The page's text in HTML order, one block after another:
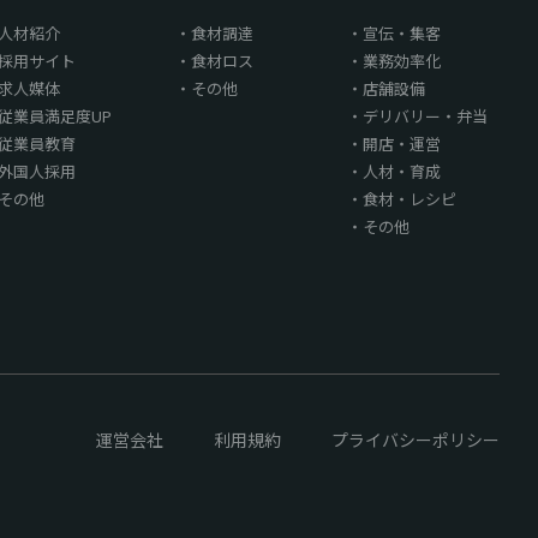
人材紹介
用サイト
求人媒体
業員満足度UP
業員教育
国人採用
その他
食材調達
食材ロス
その他
宣伝・集客
業務効率化
店舗設備
デリバリー・弁当
開店・運営
人材・育成
食材・レシピ
その他
運営会社 利用規約 プライバシーポリシー